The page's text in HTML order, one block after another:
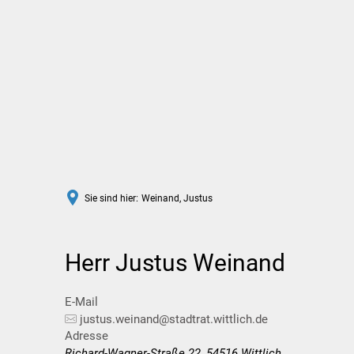
Sie sind hier: Weinand, Justus
Herr Justus Weinand
E-Mail
justus.weinand@stadtrat.wittlich.de
Adresse